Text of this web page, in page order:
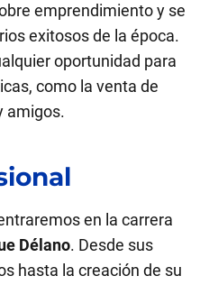
emprendimiento y se
exitosos de la época.
oportunidad para
como la venta de
amigos.
en la carrera
Délano. Desde sus
hasta la creación de su